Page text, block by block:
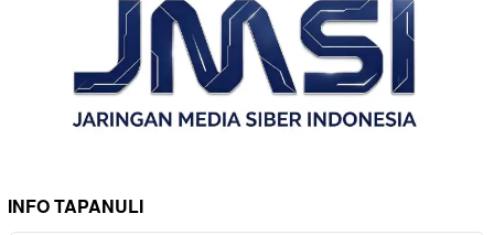
INFO TAPANULI